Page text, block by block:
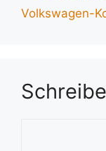
Volkswagen-